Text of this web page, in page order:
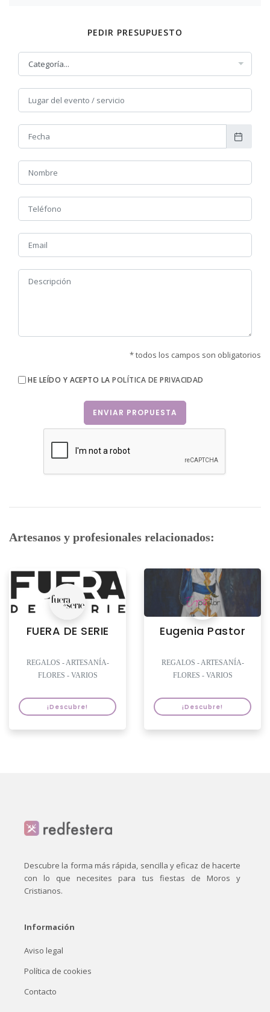
Así también, contamos con una amplia gama de cirios que
se adaptan a diferentes necesidades. Variedad de
tamaños y grosores: Desde cirios pequeños para
ofrendas hasta cirios más grandes para procesiones o
actos centrales.
Actualmente, contamos con precios especiales y
descuentos por compras al por mayor. Estaremos
encantados de brindarle más información y asesorarle en
vuestra elección.
Si deseais realizar un pedido o recibir una cotización
personalizada, no dudeis en contactarnos llamándonos al
659351480 o al correo david.molla.2023@gmail.com
PEDIR PRESUPUESTO
* todos los campos son obligatorios
HE LEÍDO Y ACEPTO LAPOLÍTICA DE PRIVACIDAD
ENVIAR PROPUESTA
Artesanos y profesionales relacionados:
FUERA DE SERIE
REGALOS - ARTESANÍA-
FLORES - VARIOS
¡Descubre!
Eugenia Pastor
REGALOS - ARTESANÍA-
FLORES - VARIOS
¡Descubre!
Descubre la forma más rápida, sencilla y eficaz de hacerte
con lo que necesites para tus fiestas de Moros y
Cristianos.
Información
Aviso legal
Política de cookies
Contacto